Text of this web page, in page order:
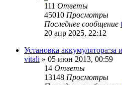
111 Ответы
45010 Просмотры
Последнее сообщение
20 апр 2025, 22:12
Установка аккумулятора:за
vitali » 05 июн 2013, 00:59
14 Ответы
13148 Просмотры